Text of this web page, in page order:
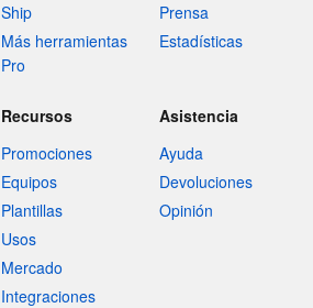
Ship
Más herramientas
Pro
Prensa
Estadísticas
Recursos
Promociones
Equipos
Plantillas
Usos
Mercado
Integraciones
Asistencia
Ayuda
Devoluciones
Opinión